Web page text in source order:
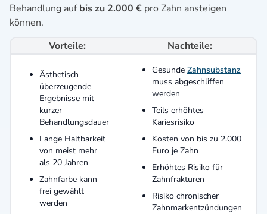
Behandlung aufbis zu 2.000 € pro Zahn ansteigen
können.
Vorteile:
Nachteile:
Ästhetisch
überzeugende
Ergebnisse mit
kurzer
Behandlungsdauer
Lange Haltbarkeit
von meist mehr
als 20 Jahren
Zahnfarbe kann
frei gewählt
werden
Gesunde Zahnsubstanz
muss abgeschliffen
werden
Teils erhöhtes
Kariesrisiko
Kosten von bis zu 2.000
Euro je Zahn
Erhöhtes Risiko für
Zahnfrakturen
Risiko chronischer
Zahnmarkentzündungen